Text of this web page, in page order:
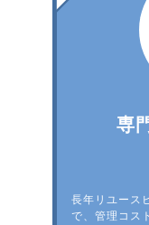
専
長年リユース
で、管理コス